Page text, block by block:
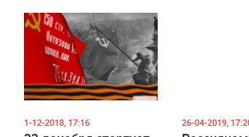
1-12-2018, 17:16 26-04-2019,